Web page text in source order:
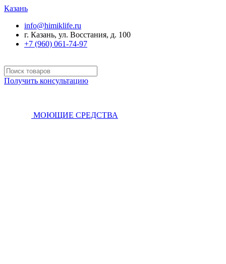
Казань
info@himiklife.ru
г. Казань, ул. Восстания, д. 100
+7 (960) 061-74-97
Получить консультацию
МОЮЩИЕ СРЕДСТВА